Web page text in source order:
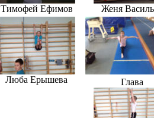
Тимофей Ефимов Женя
Люба Ерышева Глава